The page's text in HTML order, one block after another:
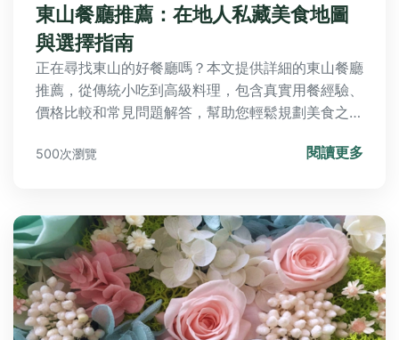
東山餐廳推薦：在地人私藏美食地圖
與選擇指南
正在尋找東山的好餐廳嗎？本文提供詳細的東山餐廳
推薦，從傳統小吃到高級料理，包含真實用餐經驗、
價格比較和常見問題解答，幫助您輕鬆規劃美食之
500次瀏覽 閱讀更多